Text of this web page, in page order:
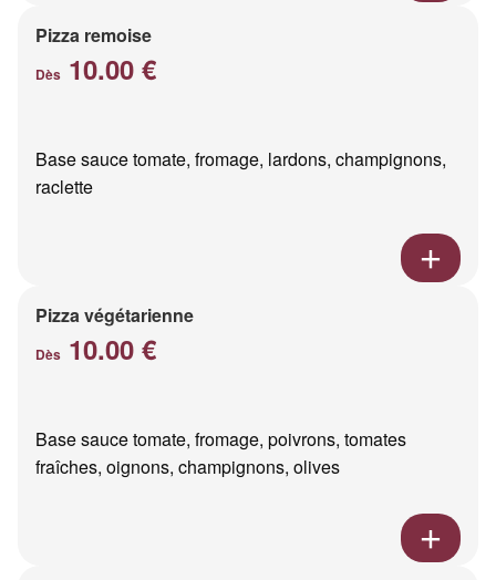
Pizza remoise
Dès 10.00 €
Base sauce tomate, fromage, lardons, champignons,
raclette
Pizza végétarienne
Dès 10.00 €
Base sauce tomate, fromage, poivrons, tomates
fraîches, oignons, champignons, olives